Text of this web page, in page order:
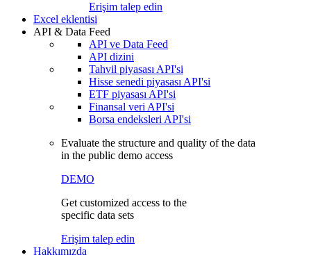
Erişim talep edin
Excel eklentisi
API & Data Feed
API ve Data Feed
API dizini
Tahvil piyasası API'si
Hisse senedi piyasası API'si
ETF piyasası API'si
Finansal veri API'si
Borsa endeksleri API'si
Evaluate the structure and quality of the data
in the public demo access
DEMO
Get customized access to the
specific data sets
Erişim talep edin
Hakkımızda